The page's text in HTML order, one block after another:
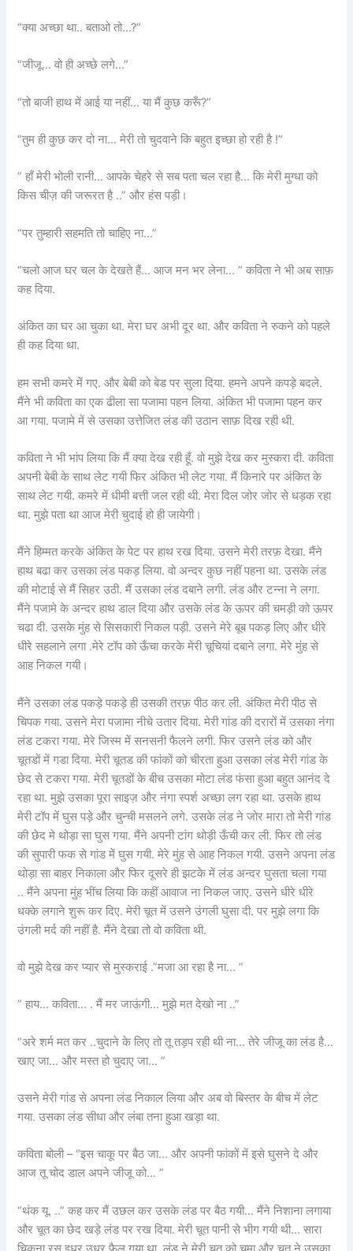
“क्या अच्छा था.. बताओ तो…?”
“जीजू… वो ही अच्छे लगे…”
“तो बाजी हाथ में आई या नहीं… या मैं कुछ करूँ?”
“तुम ही कुछ कर दो ना… मेरी तो चुदवाने कि बहुत इच्छा हो रही है !”
” हाँ मेरी भोली रानी… आपके चेहरे से सब पता चल रहा है… कि मेरी मुग्धा को
किस चीज़ की जरूरत है ..” और हंस पड़ी।
“पर तुम्हारी सहमति तो चाहिए ना…”
“चलो आज घर चल के देखते हैं… आज मन भर लेना… ” कविता ने भी अब साफ़
कह दिया.
अंकित का घर आ चुका था. मेरा घर अभी दूर था. और कविता ने रुकने को पहले
ही कह दिया था.
हम सभी कमरे में गए. और बेबी को बेड पर सुला दिया. हमने अपने कपड़े बदले.
मैंने भी कविता का एक ढीला सा पजामा पहन लिया. अंकित भी पजामा पहन कर
आ गया. पजामे में से उसका उत्तेजित लंड की उठान साफ़ दिख रही थी.
कविता ने भी भांप लिया कि मैं क्या देख रही हूँ. वो मुझे देख कर मुस्करा दी. कविता
अपनी बेबी के साथ लेट गयी फिर अंकित भी लेट गया. मैं किनारे पर अंकित के
साथ लेट गयी. कमरे में धीमी बत्ती जल रही थी. मेरा दिल जोर जोर से धड़क रहा
था. मुझे पता था आज मेरी चुदाई हो ही जायेगी।
मैंने हिम्मत करके अंकित के पेट पर हाथ रख दिया. उसने मेरी तरफ़ देखा. मैंने
हाथ बढा कर उसका लंड पकड़ लिया. वो अन्दर कुछ नहीं पहना था. उसके लंड
की मोटाई से मैं सिहर उठी. मैं उसका लंड दबाने लगी. लंड और टन्ना ने लगा.
मैंने पजामे के अन्दर हाथ डाल दिया और उसके लंड के ऊपर की चमड़ी को ऊपर
चढा दी. उसके मुंह से सिसकारी निकल पड़ी. उसने मेरे बूब पकड़ लिए और धीरे
धीरे सहलाने लगा .मेरे टॉप को ऊँचा करके मेरी चूचियां दबाने लगा. मेरे मुंह से
आह निकल गयी।
मैंने उसका लंड पकड़े पकड़े ही उसकी तरफ़ पीठ कर ली. अंकित मेरी पीठ से
चिपक गया. उसने मेरा पजामा नीचे उतार दिया. मेरी गांड की दरारों में उसका नंगा
लंड टकरा गया. मेरे जिस्म में सनसनी फैलने लगी. फिर उसने लंड को और
चूतडों में गडा दिया. मेरी चूतड की फांकों को चीरता हुआ उसका लंड मेरी गांड के
छेद से टकरा गया. मेरी चूतडों के बीच उसका मोटा लंड फंसा हुआ बहुत आनंद दे
रहा था. मुझे उसका पूरा साइज़ और नंगा स्पर्श अच्छा लग रहा था. उसके हाथ
मेरी टॉप में घुस पड़े और चुन्ची मसलने लगे. उसके लंड ने जोर मारा तो मेरी गांड
की छेद मे थोड़ा सा घुस गया. मैंने अपनी टांग थोड़ी ऊँची कर ली. फिर तो लंड
की सुपारी फक से गांड में घुस गयी. मेरे मुंह से आह निकल गयी. उसने अपना लंड
थोड़ा सा बाहर निकाला और फिर दूसरे ही झटके में लंड अन्दर घुसता चला गया
.. मैंने अपना मुंह भींच लिया कि कहीं आवाज ना निकल जाए. उसने धीरे धीरे
धक्के लगाने शुरू कर दिए. मेरी चूत में उसने उंगली घुसा दी. पर मुझे लगा कि
उंगली मर्द की नहीं है. मैंने देखा तो वो कविता थी.
वो मुझे देख कर प्यार से मुस्कराई .”मजा आ रहा है ना… ”
” हाय… कविता… . मैं मर जाऊंगी… मुझे मत देखो ना ..”
“अरे शर्म मत कर ..चुदाने के लिए तो तू तड़प रही थी ना… तेरे जीजू का लंड है…
खाए जा… और मस्त हो चुदाए जा… ”
उसने मेरी गांड से अपना लंड निकाल लिया और अब वो बिस्तर के बीच में लेट
गया. उसका लंड सीधा और लंबा तना हुआ खड़ा था.
कविता बोली – “इस चाकू पर बैठ जा… और अपनी फांकों में इसे घुसने दे और
आज तू चोद डाल अपने जीजू को… ”
“थंक यू. ..” कह कर मैं उछल कर उसके लंड पर बैठ गयी… मैंने निशाना लगाया
और चूत का छेद खड़े लंड पर रख दिया. मेरी चूत पानी से भीग गयी थी… सारा